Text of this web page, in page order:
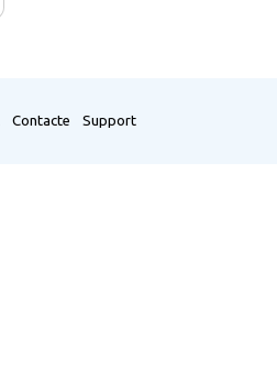
Contacte Support